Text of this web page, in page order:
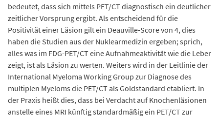
bedeutet, dass sich mittels PET/CT diagnostisch ein deutlicher
zeitlicher Vorsprung ergibt. Als entscheidend für die
Positivität einer Läsion gilt ein Deauville-Score von 4, dies
haben die Studien aus der Nuklearmedizin ergeben; sprich,
alles was im FDG-PET/CT eine Aufnahmeaktivität wie die Leber
zeigt, ist als Läsion zu werten. Weiters wird in der Leitlinie der
International Myeloma Working Group zur Diagnose des
multiplen Myeloms die PET/CT als Goldstandard etabliert. In
der Praxis heißt dies, dass bei Verdacht auf Knochenläsionen
anstelle eines MRI künftig standardmäßig ein PET/CT zur